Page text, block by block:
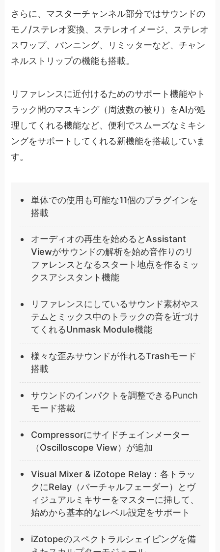
さらに、マスターチャンネル部分ではサウンドの
モノ/ステレオ変換、ステレオイメージ、ステレオ
スワップ、パンニング、リミッターなど、チャン
ネルストリップの機能も搭載。
リファレンスに近付けるためのサポート機能やト
ラック間のマスキング（周波数の被り）をAIが処
理してくれる機能など、便利でスムーズなミキシ
ングをサポートしてくれる新機能を搭載していま
す。
単体での使用も可能な11個のプラグインを
搭載
オーディオの再生を始めるとAssistant
Viewがサウンドの解析を始め音作りのリ
ファレンスとなるスタート地点を作るミッ
クスアシスタント機能
リファレンスにしているサウンド素材やス
テムとミックス中のトラックの音を近づけ
てくれるUnmask Module機能
様々な歪みサウンドが作れるTrashモード
搭載
サウンドのインパクトを調整できるPunch
モード搭載
Compressorにサイドチェインメーター
（Oscilloscope View）が追加
Visual Mixer & iZotope Relay：各トラッ
クにRelay（バーチャルフェーダー）とヴ
ィジュアルミキサーをマスターに挿して、
始めから基本的なレベル設定をサポート
iZotopeのスペクトラルシェイピングを備